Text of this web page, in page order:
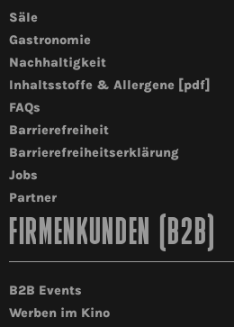
Säle
Gastronomie
Nachhaltigkeit
Inhaltsstoffe & Allergene [pdf]
FAQs
Barrierefreiheit
Barrierefreiheitserklärung
Jobs
Partner
FIRMENKUNDEN (B2B)
B2B Events
Werben im Kino